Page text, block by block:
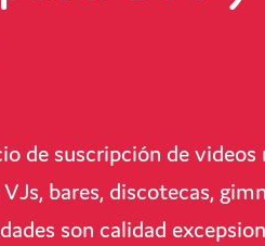
de suscripción de videos
bares, discotecas,
son calidad